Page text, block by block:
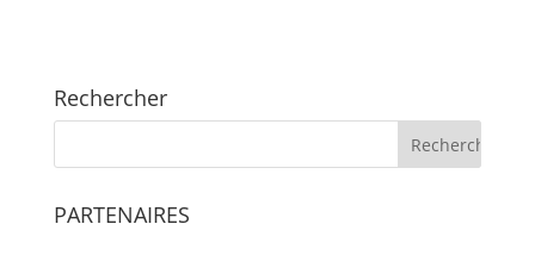
Rechercher
PARTENAIRES